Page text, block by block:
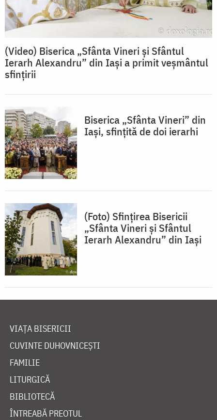
(Video) Biserica „Sfânta Vineri și Sfântul
Ierarh Alexandru” din Iași a primit veșmântul
sfințirii
Biserica „Sfânta Vineri” din
Iași, sfințită de doi ierarhi
(Foto) Sfințirea Bisericii
„Sfânta Vineri și Sfântul
Ierarh Alexandru” din Iași
VIAȚA BISERICII
CUVINTE DUHOVNICEȘTI
FAMILIE
LITURGICĂ
BIBLIOTECĂ
ÎNTREABĂ PREOTUL